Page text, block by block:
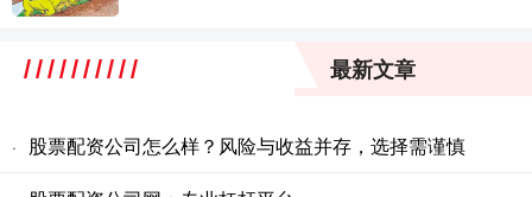
最新文章
· 股票配资公司怎么样？风险与收益并存，选择需谨慎